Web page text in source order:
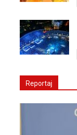
Reportaj